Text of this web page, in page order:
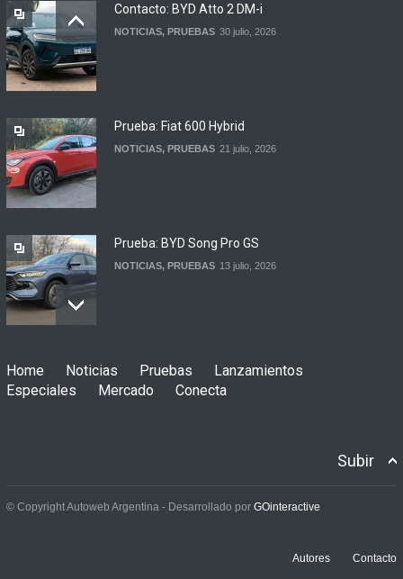
NOTICIAS 4 agosto, 2026
Contacto: BYD Atto 2 DM-i
NOTICIAS, PRUEBAS 30 julio, 2026
Prueba: Fiat 600 Hybrid
NOTICIAS, PRUEBAS 21 julio, 2026
Prueba: BYD Song Pro GS
NOTICIAS, PRUEBAS 13 julio, 2026
Rubicon 2p
Home Noticias Pruebas
Lanzamientos
Especiales
Mercado Conecta
Subir
© Copyright Autoweb Argentina - Desarrollado por GOinteractive
Autores Contacto